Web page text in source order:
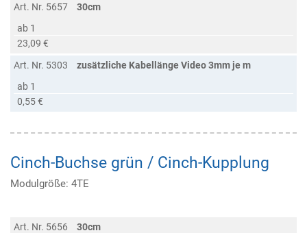
Art. Nr. 5657
30cm
ab 1
23,09 €
Art. Nr. 5303
zusätzliche Kabellänge Video 3mm je m
ab 1
0,55 €
Cinch-Buchse grün / Cinch-Kupplung
Modulgröße: 4TE
Art. Nr. 5656
30cm